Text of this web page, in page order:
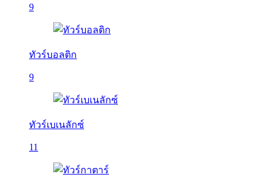
9
ทัวร์บอลติก
9
ทัวร์เบเนลักซ์
11